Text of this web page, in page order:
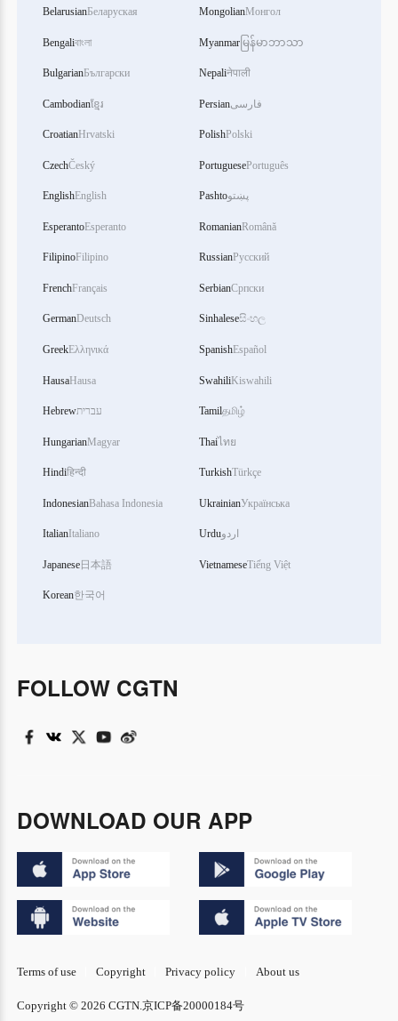
BelarusianБеларуская
Bengaliবাংলা
BulgarianБългарски
Cambodianខ្មែរ
CroatianHrvatski
CzechČeský
EnglishEnglish
EsperantoEsperanto
FilipinoFilipino
FrenchFrançais
GermanDeutsch
GreekΕλληνικά
HausaHausa
Hebrewעברית
HungarianMagyar
Hindiहिन्दी
IndonesianBahasa Indonesia
ItalianItaliano
Japanese日本語
Korean한국어
MongolianМонгол
Myanmar မြန်မာဘာသာ
Nepaliनेपाली
Persianفارسی
PolishPolski
PortuguesePortuguês
Pashtoپښتو
RomanianRomână
RussianРусский
SerbianСрпски
Sinhaleseසිංහල
SpanishEspañol
SwahiliKiswahili
Tamilதமிழ்
Thaiไทย
TurkishTürkçe
UkrainianУкраїнська
Urduاردو
VietnameseTiếng Việt
FOLLOW CGTN
DOWNLOAD OUR APP
Terms of use Copyright Privacy policy About us
Copyright © 2026 CGTN. 京ICP备20000184号